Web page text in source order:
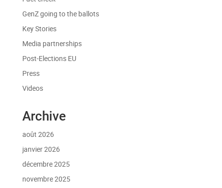
GenZ going to the ballots
Key Stories
Media partnerships
Post-Elections EU
Press
Videos
Archive
août 2026
janvier 2026
décembre 2025
novembre 2025